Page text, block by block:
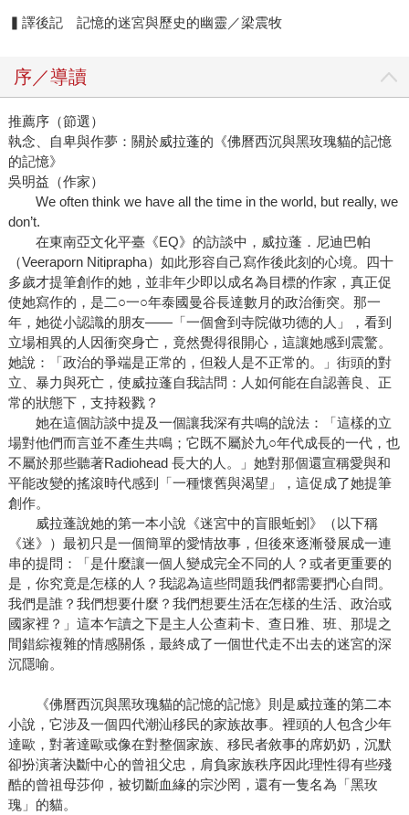
▍譯後記 記憶的迷宮與歷史的幽靈／梁震牧
序／導讀
推薦序（節選）
執念、自卑與作夢：關於威拉蓬的《佛曆西沉與黑玫瑰貓的記憶
的記憶》
吳明益（作家）
We often think we have all the time in the world, but really, we
don’t.
在東南亞文化平臺《EQ》的訪談中，威拉蓬．尼迪巴帕
（Veeraporn Nitiprapha）如此形容自己寫作後此刻的心境。四十
多歲才提筆創作的她，並非年少即以成名為目標的作家，真正促
使她寫作的，是二○一○年泰國曼谷長達數月的政治衝突。那一
年，她從小認識的朋友——「一個會到寺院做功德的人」，看到
立場相異的人因衝突身亡，竟然覺得很開心，這讓她感到震驚。
她說：「政治的爭端是正常的，但殺人是不正常的。」街頭的對
立、暴力與死亡，使威拉蓬自我詰問：人如何能在自認善良、正
常的狀態下，支持殺戮？
她在這個訪談中提及一個讓我深有共鳴的說法：「這樣的立
場對他們而言並不產生共鳴；它既不屬於九○年代成長的一代，也
不屬於那些聽著Radiohead 長大的人。」她對那個還宣稱愛與和
平能改變的搖滾時代感到「一種懷舊與渴望」，這促成了她提筆
創作。
威拉蓬說她的第一本小說《迷宮中的盲眼蚯蚓》（以下稱
《迷》）最初只是一個簡單的愛情故事，但後來逐漸發展成一連
串的提問：「是什麼讓一個人變成完全不同的人？或者更重要的
是，你究竟是怎樣的人？我認為這些問題我們都需要捫心自問。
我們是誰？我們想要什麼？我們想要生活在怎樣的生活、政治或
國家裡？」這本乍讀之下是主人公查莉卡、查日雅、班、那堤之
間錯綜複雜的情感關係，最終成了一個世代走不出去的迷宮的深
沉隱喻。
《佛曆西沉與黑玫瑰貓的記憶的記憶》則是威拉蓬的第二本
小說，它涉及一個四代潮汕移民的家族故事。裡頭的人包含少年
達歐，對著達歐或像在對整個家族、移民者敘事的席奶奶，沉默
卻扮演著決斷中心的曾祖父忠，肩負家族秩序因此理性得有些殘
酷的曾祖母莎仰，被切斷血緣的宗沙罔，還有一隻名為「黑玫
瑰」的貓。